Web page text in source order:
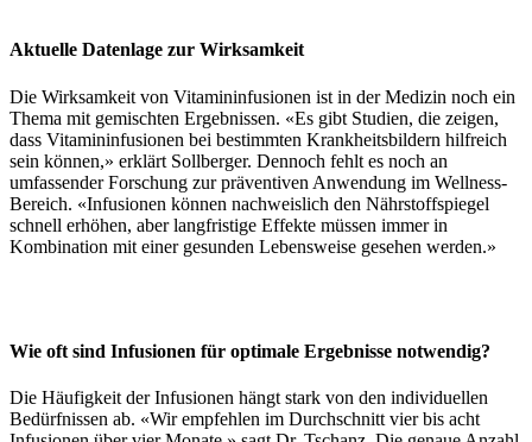
Aktuelle Datenlage zur Wirksamkeit
Die Wirksamkeit von Vitamininfusionen ist in der Medizin noch ein
Thema mit gemischten Ergebnissen. «Es gibt Studien, die zeigen,
dass Vitamininfusionen bei bestimmten Krankheitsbildern hilfreich
sein können,» erklärt Sollberger. Dennoch fehlt es noch an
umfassender Forschung zur präventiven Anwendung im Wellness-
Bereich. «Infusionen können nachweislich den Nährstoffspiegel
schnell erhöhen, aber langfristige Effekte müssen immer in
Kombination mit einer gesunden Lebensweise gesehen werden.»
Wie oft sind Infusionen für optimale Ergebnisse notwendig?
Die Häufigkeit der Infusionen hängt stark von den individuellen
Bedürfnissen ab. «Wir empfehlen im Durchschnitt vier bis acht